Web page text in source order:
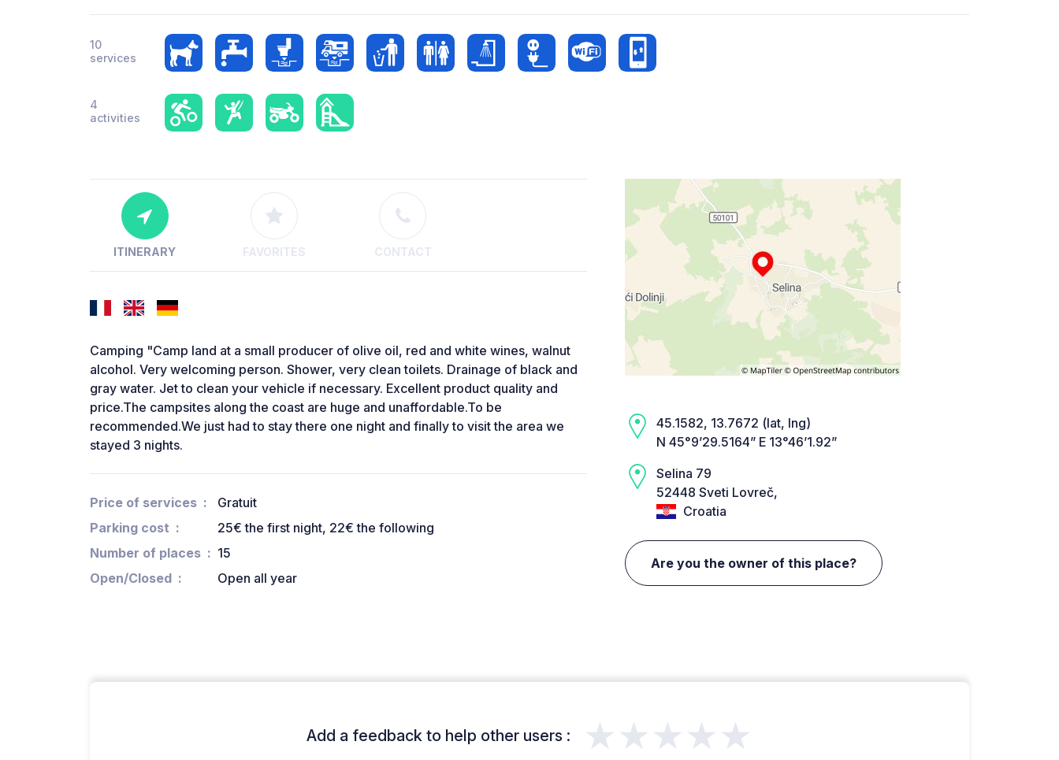
10
services
4
activities
ITINERARY FAVORITES CONTACT
Camping "Camp land at a small producer of olive oil, red and white wines, walnut
alcohol. Very welcoming person. Shower, very clean toilets. Drainage of black and
gray water. Jet to clean your vehicle if necessary. Excellent product quality and
price.The campsites along the coast are huge and unaffordable.To be
recommended.We just had to stay there one night and finally to visit the area we
stayed 3 nights.
Price of services
Gratuit
Parking cost
25€ the first night, 22€ the following
Number of places
15
Open/Closed
Open all year
45.1582, 13.7672 (lat, lng)
N 45°9’29.5164” E 13°46’1.92”
Selina 79
52448 Sveti Lovreč,
Croatia
Are you the owner of this place?
Add a feedback to help other users : ★★★★★